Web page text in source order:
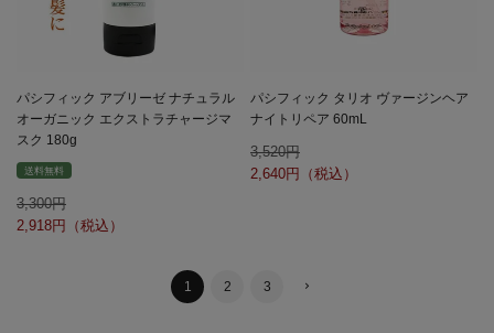
パシフィック アブリーゼ ナチュラル
オーガニック エクストラチャージマ
スク 180g
送料無料
3,300
2,918
パシフィック タリオ ヴァージンヘア
ナイトリペア 60mL
3,520
2,640
1 2 3